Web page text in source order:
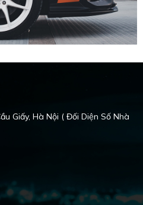
Giấy, Hà Nội ( Đối Diện Số Nhà